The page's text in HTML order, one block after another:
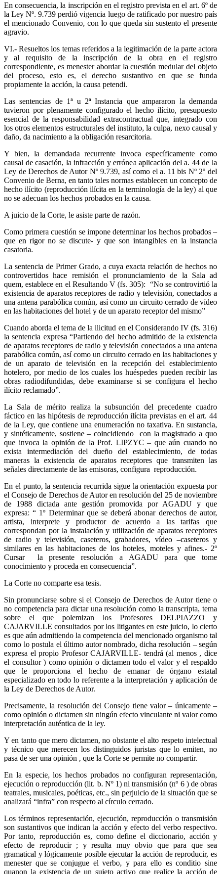
En consecuencia, la inscripción en el registro prevista en el art. 6º de
la Ley Nº. 9.739 perdió vigencia luego de ratificado por nuestro país
el mencionado Convenio, con lo que queda sin sustento el presente
agravio.
VI.- Resueltos los temas referidos a la legitimación de la parte actora
y al requisito de la inscripción de la obra en el registro
correspondiente, es menester abordar la cuestión medular del objeto
del proceso, esto es, el derecho sustantivo en que se funda
propiamente la acción, la causa petendi.
Las sentencias de 1ª u 2ª Instancia que ampararon la demanda
tuvieron por plenamente configurado el hecho ilícito, presupuesto
esencial de la responsabilidad extracontractual que, integrado con
los otros elementos estructurales del instituto, la culpa, nexo causal y
daño, da nacimiento a la obligación resarcitoria.
Y bien, la demandada recurrente invoca específicamente como
causal de casación, la infracción y errónea aplicación del a. 44 de la
Ley de Derechos de Autor Nº 9.739, así como el a. 11 bis Nº 2º del
Convenio de Berna, en tanto tales normas establecen un concepto de
hecho ilícito (reproducción ilícita en la terminología de la ley) al que
no se adecuan los hechos probados en la causa.
A juicio de la Corte, le asiste parte de razón.
Como primera cuestión se impone determinar los hechos probados –
que en rigor no se discute- y que son intangibles en la instancia
casatoria.
La sentencia de Primer Grado, a cuya exacta relación de hechos no
controvertidos hace remisión el pronunciamiento de la Sala ad
quem, establece en el Resultando V (fs. 305): “No se controvirtió la
existencia de aparatos receptores de radio y televisión, conectados a
una antena parabólica común, así como un circuito cerrado de vídeo
en las habitaciones del hotel y de un aparato receptor del mismo”
Cuando aborda el tema de la ilicitud en el Considerando IV (fs. 316)
la sentencia expresa “Partiendo del hecho admitido de la existencia
de aparatos receptores de radio y televisión conectados a una antena
parabólica común, así como un circuito cerrado en las habitaciones y
de un aparato de televisión en la recepción del establecimiento
hotelero, por medio de los cuales los huéspedes pueden recibir las
obras radiodifundidas, debe examinarse si se configura el hecho
ilícito reclamado”.
La Sala de mérito realiza la subsunción del precedente cuadro
fáctico en las hipótesis de reproducción ilícita previstas en el art. 44
de la Ley, que contiene una enumeración no taxativa. En sustancia,
y sintéticamente, sostiene – coincidiendo con la magistrado a quo
que invoca la opinión de la Prof. LIPZYC – que aún cuando no
exista intermediación del dueño del establecimiento, de todas
maneras la existencia de aparatos receptores que transmiten las
señales directamente de las emisoras, configura reproducción.
En el punto, la sentencia recurrida sigue la orientación expuesta por
el Consejo de Derechos de Autor en resolución del 25 de noviembre
de 1988 dictada ante gestión promovida por AGADU y que
expresa: “ 1º Determinar que se deberá abonar derechos de autor,
artista, interprete y productor de acuerdo a las tarifas que
correspondan por la instalación y utilización de aparatos receptores
de radio y televisión, caseteros, grabadores, vídeo –caseteros y
similares en las habitaciones de los hoteles, moteles y afines.- 2º
Cursar la presente resolución a AGADU para que tome
conocimiento y proceda en consecuencia”.
La Corte no comparte esa tesis.
Sin pronunciarse sobre si el Consejo de Derechos de Autor tiene o
no competencia para dictar una resolución como la transcripta, tema
sobre el que polemizan los Profesores DELPIAZZO y
CAJARVILLE consultados por los litigantes en este juicio, lo cierto
es que aún admitiendo la competencia del mencionado organismo tal
como lo postula el último autor nombrado, dicha resolución – según
expresa el propio Profesor CAJARVILLE- tendrá (al menos , dice
el consultor ) como opinión o dictamen todo el valor y el respaldo
que le proporciona el hecho de emanar de órgano estatal
especializado en todo lo referente a la interpretación y aplicación de
la Ley de Derechos de Autor.
Precisamente, la resolución del Consejo tiene valor – únicamente –
como opinión o dictamen sin ningún efecto vinculante ni valor como
interpretación auténtica de la ley.
Y en tanto que mero dictamen, no obstante el alto respeto intelectual
y técnico que merecen los distinguidos juristas que lo emiten, no
pasa de ser una opinión , que la Corte se permite no compartir.
En la especie, los hechos probados no configuran representación,
ejecución o reproducción (lit. b. Nº 1) ni transmisión (nº 6 ) de obras
teatrales, musicales, poéticas, etc., sin perjuicio de la situación que se
analizará “infra” con respecto al círculo cerrado.
Los términos representación, ejecución, reproducción o transmisión
son sustantivos que indican la acción y efecto del verbo respectivo.
Por tanto, reproducción es, como define el diccionario, acción y
efecto de reproducir ; y resulta muy obvio que para que sea
gramatical y lógicamente posible ejecutar la acción de reproducir, es
menester que se conjugue el verbo, y para ello es conditio sine
quanon la existencia de un sujeto activo que realice la acción de